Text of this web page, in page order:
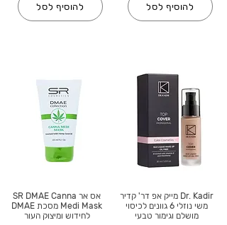
להוסיף לסל
אס אר SR DMAE Canna
Medi Mask מסכת DMAE
לחידוש ומיצוק העור
להוסיף לסל
Dr. Kadir מייק אפ דר' קדיר
משי נוזלי 6 גוונים לכיסוי
מושלם וגימור טבעי